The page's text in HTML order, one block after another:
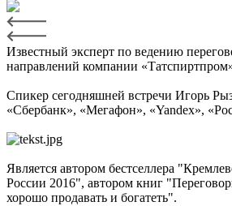
Известный эксперт по ведению
направлений компании
Спикер сегодняшней встречи Игорь
«Сбербанк», «Мегафон», «Yandex»,
Является автором бестселлера
России 2016", автором книг
хорошо продавать и богатеть".